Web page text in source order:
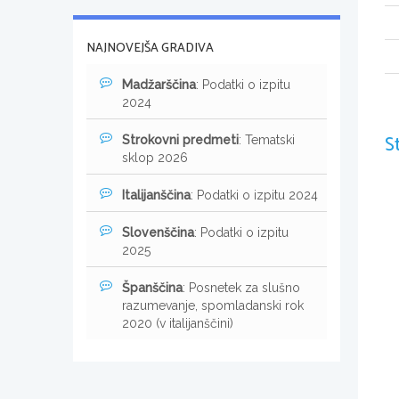
NAJNOVEJŠA GRADIVA
Madžarščina: Podatki o izpitu
2024
Strokovni predmeti: Tematski
sklop 2026
Italijanščina: Podatki o izpitu 2024
Slovenščina: Podatki o izpitu
2025
Španščina: Posnetek za slušno
razumevanje, spomladanski rok
2020 (v italijanščini)